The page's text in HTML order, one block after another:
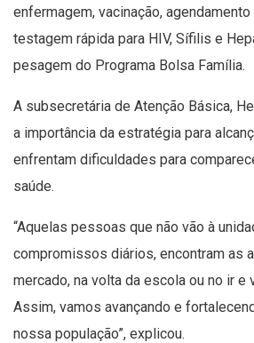
enfermagem, vacinação,
testagem rápida para HIV, Sífilis e
pesagem do Programa Bolsa Família.
A subsecretária de Atenção Básica,
a importância da estratégia para
enfrentam dificuldades para
saúde.
“Aquelas pessoas que não vão à
compromissos diários, encontram as
mercado, na volta da escola ou no ir e
Assim, vamos avançando e
nossa população”, explicou.